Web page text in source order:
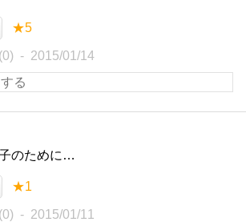
★5
2015/01/14
のために…
★1
2015/01/11